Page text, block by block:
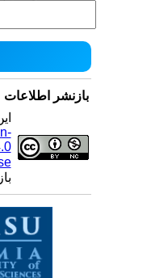
بازنشر اطلاعات
4.0